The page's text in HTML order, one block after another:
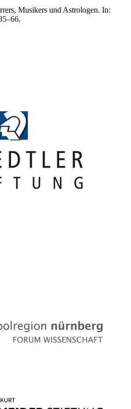
Musikers und Astrologen. In: